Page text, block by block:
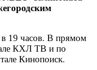
в 19 часов. В прямом
КХЛ ТВ и по
Кинопоиск.